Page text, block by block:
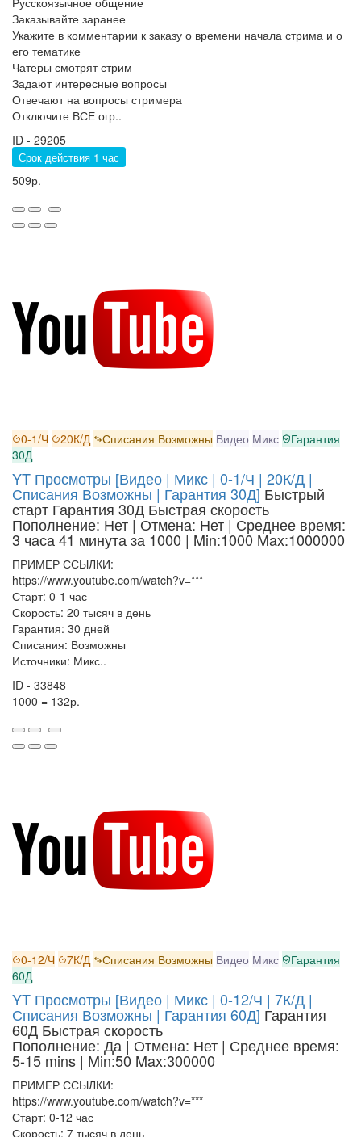
Заказывайте заранее
Укажите в комментарии к заказу о времени начала стрима и о
его тематике
Чатеры смотрят стрим
Задают интересные вопросы
Отвечают на вопросы стримера
Отключите ВСЕ огр..
ID - 29205
Срок действия 1 час
509р.
0-1/Ч 20К/Д Списания Возможны Видео Микс
Гарантия
30Д
YT Просмотры [Видео | Микс | 0-1/Ч | 20К/Д |
Списания Возможны | Гарантия 30Д] Быстрый
старт Гарантия 30Д Быстрая скорость
Пополнение: Нет | Отмена: Нет | Среднее время:
3 часа 41 минута за 1000 | Min:1000 Max:1000000
ПРИМЕР ССЫЛКИ:
https://www.youtube.com/watch?v=***
Старт: 0-1 час
Скорость: 20 тысяч в день
Гарантия: 30 дней
Списания: Возможны
Источники: Микс..
ID - 33848
1000 = 132р.
0-12/Ч 7К/Д Списания Возможны Видео Микс
Гарантия
60Д
YT Просмотры [Видео | Микс | 0-12/Ч | 7К/Д |
Списания Возможны | Гарантия 60Д] Гарантия
60Д Быстрая скорость
Пополнение: Да | Отмена: Нет | Среднее время:
5-15 mins | Min:50 Max:300000
ПРИМЕР ССЫЛКИ:
https://www.youtube.com/watch?v=***
Старт: 0-12 час
Скорость: 7 тысяч в день